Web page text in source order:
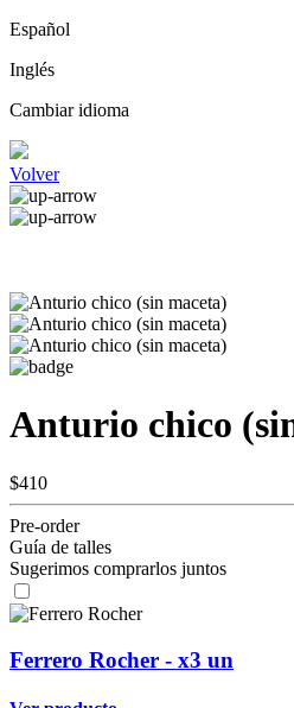
Español
Inglés
Cambiar idioma
Volver
Anturio chico
$410
Pre-order
Guía de talles
Sugerimos comprarlos juntos
Ferrero Rocher - x3 un